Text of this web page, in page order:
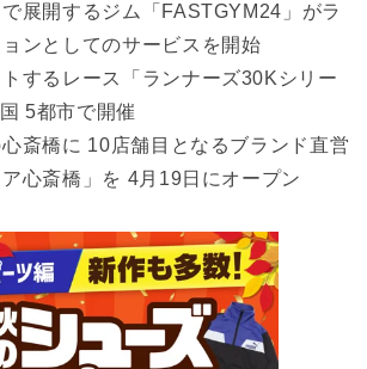
展開するジム「FASTGYM24」がラ
ンとしてのサービスを開始
するレース「ランナーズ30Kシリー
5都市で開催
斎橋に 10店舗目となるブランド直営
心斎橋」を 4月19日にオープン